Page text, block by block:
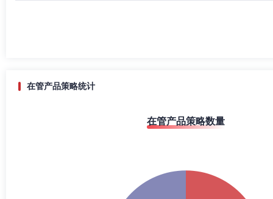
在管产品策略统计
在管产品策略数量